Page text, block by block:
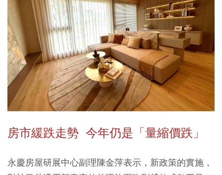
房市緩跌走勢 今年仍是「量縮價跌」
永慶房屋研展中心副理陳金萍表示，新政策的實施，